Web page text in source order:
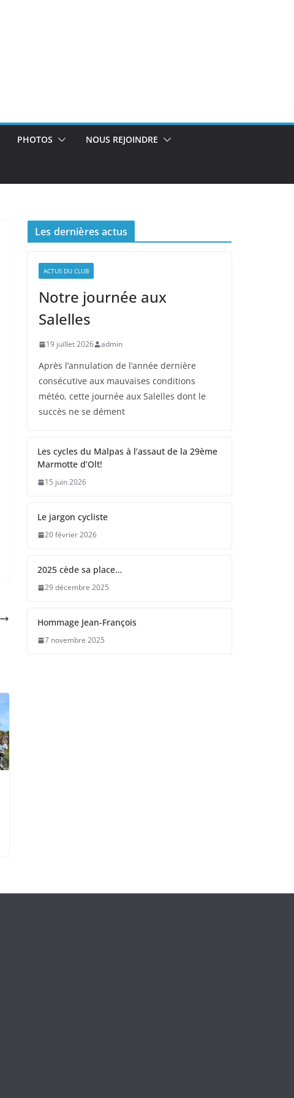
PHOTOS NOUS REJOINDRE
Les dernières actus
ACTUS DU CLUB
Notre journée aux
Salelles
19 juillet 2026 admin
Après l’annulation de l’année dernière
consécutive aux mauvaises conditions
météo, cette journée aux Salelles dont le
succès ne se dément
Les cycles du Malpas à l’assaut de la 29ème
Marmotte d’Olt!
15 juin 2026
Le jargon cycliste
20 février 2026
2025 cède sa place…
29 décembre 2025
Hommage Jean-François
7 novembre 2025